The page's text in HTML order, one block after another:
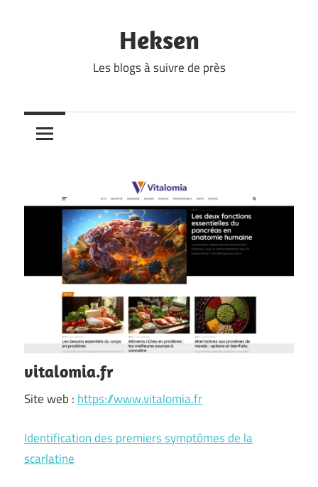
Heksen
Les blogs à suivre de près
vitalomia.fr
Site web : https://www.vitalomia.fr
Identification des premiers symptômes de la
scarlatine